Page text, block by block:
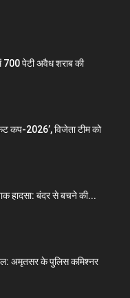
पेटी अवैध शराब की
कप-2026’, विजेता टीम को
हादसा: बंदर से बचने की...
अमृतसर के पुलिस कमिश्नर